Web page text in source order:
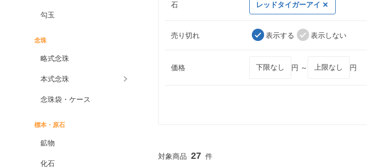
勾玉
念珠
略式念珠
本式念珠
念珠袋・ケース
標本・原石
鉱物
化石
石 レッドタイガーアイ
売り切れ 表示する 表示しない
価格 円 ～ 円
27